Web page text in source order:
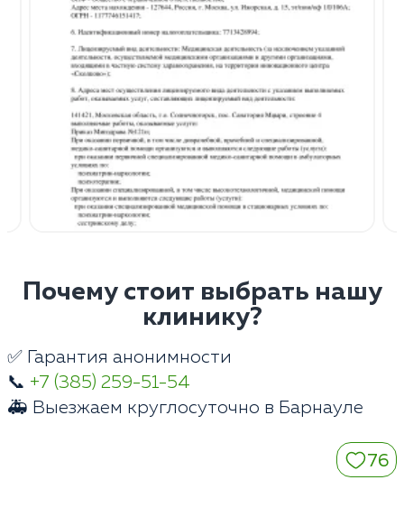
Почему стоит выбрать нашу
клинику?
✅ Гарантия анонимности
📞 +7 (385) 259-51-54
🚑 Выезжаем круглосуточно в Барнауле
76